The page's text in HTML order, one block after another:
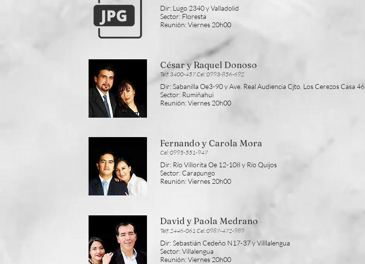
Dir: Lugo 2340 y Valladolid
Sector: Floresta
Reunión: Viernes 20h00
César y Raquel Donoso
Telf: 3400-457 Cel: 0993-856-692
Dir: Sabanilla Oe3-90 y Ave. Real Audiencia Cjto. Los Cerezos Casa 46
Sector: Rumiñahui
Reunión: Viernes 20h00
Fernando y Carola Mora
Cel: 0995-551-947
Dir: Río Villorita Oe 12-108 y Río Quijos
Sector: Carapungo
Reunión: Viernes 20h00
David y Paola Medrano
Telf: 2446-061 Cel: 0987-472-989
Dir: Sebastián Cedeño N17-37 y Villlalengua
Sector: Villalengua
Reunión: Viernes 20h00